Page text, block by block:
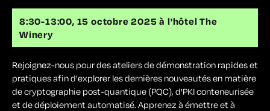
8:30-13:00, 15 octobre 2025 à l'hôtel The
Winery
Rejoignez-nous pour des ateliers de démonstration rapides et
pratiques afin d'explorer les dernières nouveautés en matière
de cryptographie post-quantique (PQC), d'PKI conteneurisée
et de déploiement automatisé. Apprenez à émettre et à